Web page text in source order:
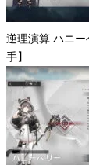
逆理演算 ハニ
手】